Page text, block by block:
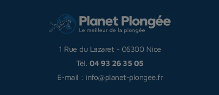
1 Rue du Lazaret - 06300 Nice
Tél. 04 93 26 35 05
E-mail : info@planet-plongee.fr